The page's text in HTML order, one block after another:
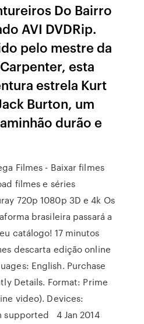
Do Bairro
AVI DVDRip.
pelo mestre da
esta
estrela Kurt
Burton, um
durão e
Filmes - Baixar filmes
filmes e séries
720p 1080p 3D e 4k Os
brasileira passará a
catálogo! 17 minutos
descarta edição online
English. Purchase
Details. Format: Prime
video). Devices:
supported 4 Jan 2014